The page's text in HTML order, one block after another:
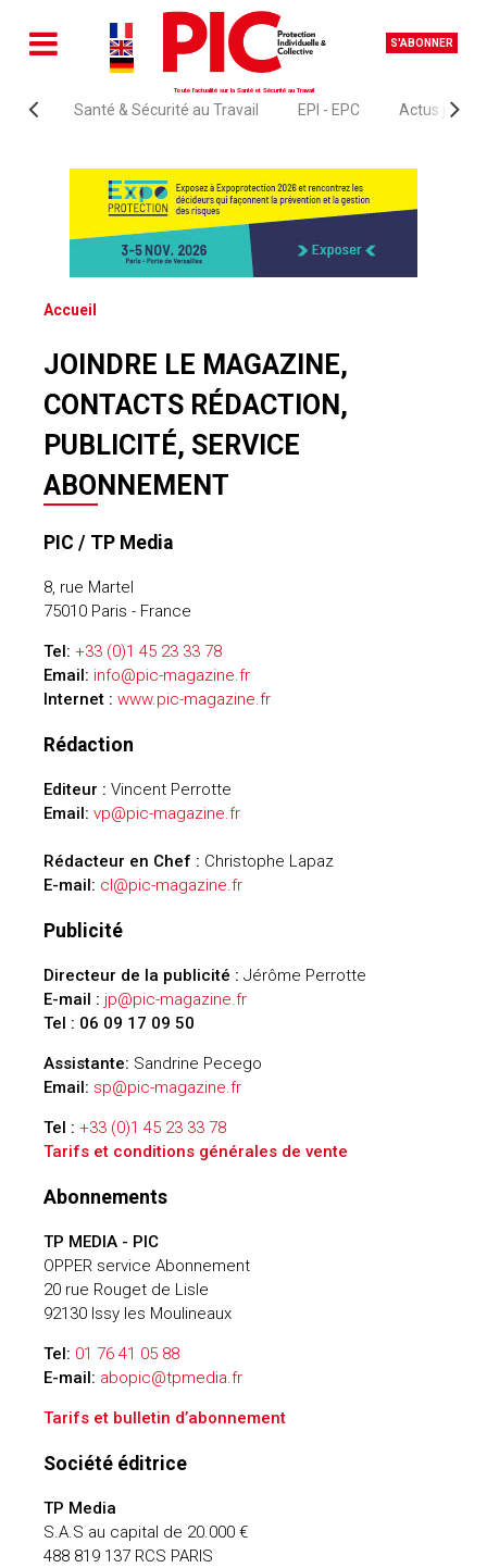
S'ABONNER
Toute l'actualité sur la Santé et Sécurité au Travail
Santé & Sécurité au Travail EPI - EPC Actus
Accueil
JOINDRE LE MAGAZINE,
CONTACTS RÉDACTION,
PUBLICITÉ, SERVICE
ABONNEMENT
PIC / TP Media
8, rue Martel
75010 Paris - France
Tel: +33 (0)1 45 23 33 78
Email: info@pic-magazine.fr
Internet : www.pic-magazine.fr
Rédaction
Editeur : Vincent Perrotte
Email: vp@pic-magazine.fr
Rédacteur en Chef : Christophe Lapaz
E-mail: cl@pic-magazine.fr
Publicité
Directeur de la publicité : Jérôme Perrotte
E-mail : jp@pic-magazine.fr
Tel : 06 09 17 09 50
Assistante: Sandrine Pecego
Email: sp@pic-magazine.fr
Tel : +33 (0)1 45 23 33 78
Tarifs et conditions générales de vente
Abonnements
TP MEDIA - PIC
OPPER service Abonnement
20 rue Rouget de Lisle
92130 Issy les Moulineaux
Tel: 01 76 41 05 88
E-mail: abopic@tpmedia.fr
Tarifs et bulletin d’abonnement
Société éditrice
TP Media
S.A.S au capital de 20.000 €
488 819 137 RCS PARIS